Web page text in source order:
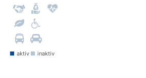
aktiv inaktiv